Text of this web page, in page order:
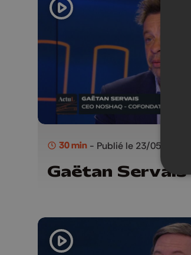
30 min - Publié le 23/05/2026
Gaëtan Servais